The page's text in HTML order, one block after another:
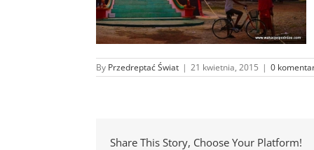
By Przedreptać Świat | 21 kwietnia, 2015 | 0
Share This Story, Choose Your Platform!